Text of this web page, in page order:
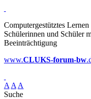
Computergestütztes Lernen
Schülerinnen und Schüler
Beeinträchtigung
www.CLUKS-forum-bw
A A A
Suche